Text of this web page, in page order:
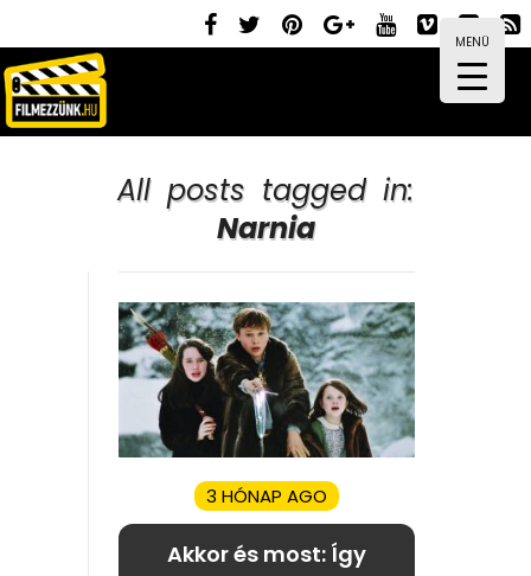
MENÜ
All posts tagged in:
Narnia
3 HÓNAP AGO
Akkor és most: Így